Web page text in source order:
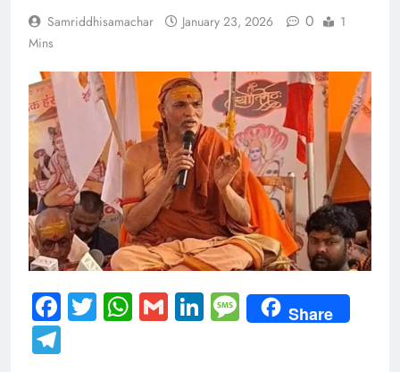
Samriddhisamachar January 23, 2026 0
1
Mins
Facebook
Twitter
WhatsApp
GmailLinkedIn
Message
Share